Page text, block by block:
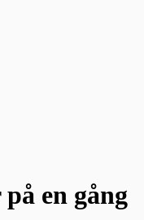
på en gång